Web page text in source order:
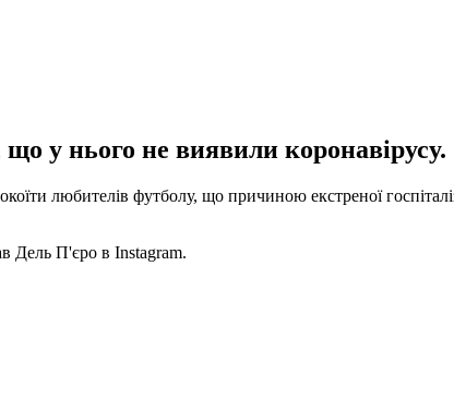
у нього не виявили коронавірусу.
любителів футболу, що причиною екстреної
Дель П'єро в Instagram.